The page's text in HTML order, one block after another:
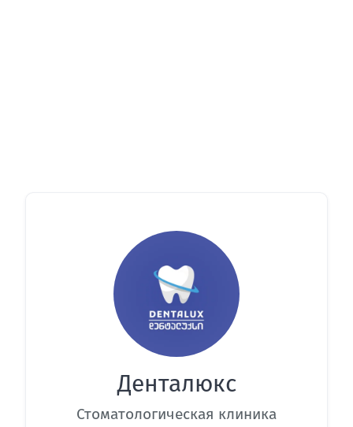
Денталюкс
Стоматологическая клиника